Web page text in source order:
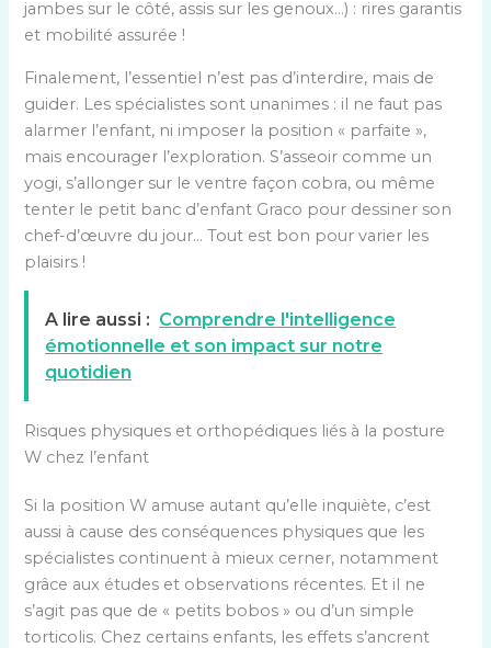
jambes sur le côté, assis sur les genoux…) : rires garantis
et mobilité assurée !
Finalement, l’essentiel n’est pas d’interdire, mais de
guider. Les spécialistes sont unanimes : il ne faut pas
alarmer l’enfant, ni imposer la position « parfaite »,
mais encourager l’exploration. S’asseoir comme un
yogi, s’allonger sur le ventre façon cobra, ou même
tenter le petit banc d’enfant Graco pour dessiner son
chef-d’œuvre du jour… Tout est bon pour varier les
plaisirs !
A lire aussi : Comprendre l'intelligence
émotionnelle et son impact sur notre
quotidien
Risques physiques et orthopédiques liés à la posture
W chez l’enfant
Si la position W amuse autant qu’elle inquiète, c’est
aussi à cause des conséquences physiques que les
spécialistes continuent à mieux cerner, notamment
grâce aux études et observations récentes. Et il ne
s’agit pas que de « petits bobos » ou d’un simple
torticolis. Chez certains enfants, les effets s’ancrent